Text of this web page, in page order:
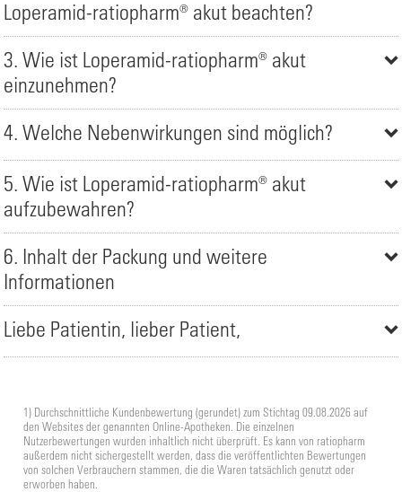
Loperamid-ratiopharm® akut beachten?
3. Wie ist Loperamid-ratiopharm® akut
einzunehmen?
4. Welche Nebenwirkungen sind möglich?
5. Wie ist Loperamid-ratiopharm® akut
aufzubewahren?
6. Inhalt der Packung und weitere
Informationen
Liebe Patientin, lieber Patient,
1) Durchschnittliche Kundenbewertung (gerundet) zum Stichtag 09.08.2026 auf
den Websites der genannten Online-Apotheken. Die einzelnen
Nutzerbewertungen wurden inhaltlich nicht überprüft. Es kann von ratiopharm
außerdem nicht sichergestellt werden, dass die veröffentlichten Bewertungen
von solchen Verbrauchern stammen, die die Waren tatsächlich genutzt oder
erworben haben.